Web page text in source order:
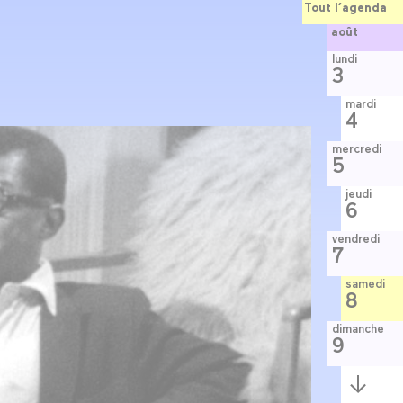
Tout l’agenda
août
lundi
3
mardi
4
mercredi
5
jeudi
6
vendredi
7
samedi
8
dimanche
9
Semaine
suivante